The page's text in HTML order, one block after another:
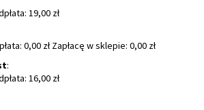
19,00 zł
0,00 zł Zapłacę w sklepie: 0,00 zł
:
16,00 zł